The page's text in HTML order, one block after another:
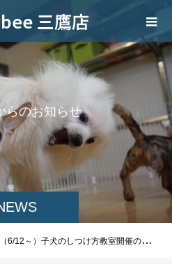
三鷹店
らのお知らせ
12～）子犬のしつけ方教室開催のお知らせ